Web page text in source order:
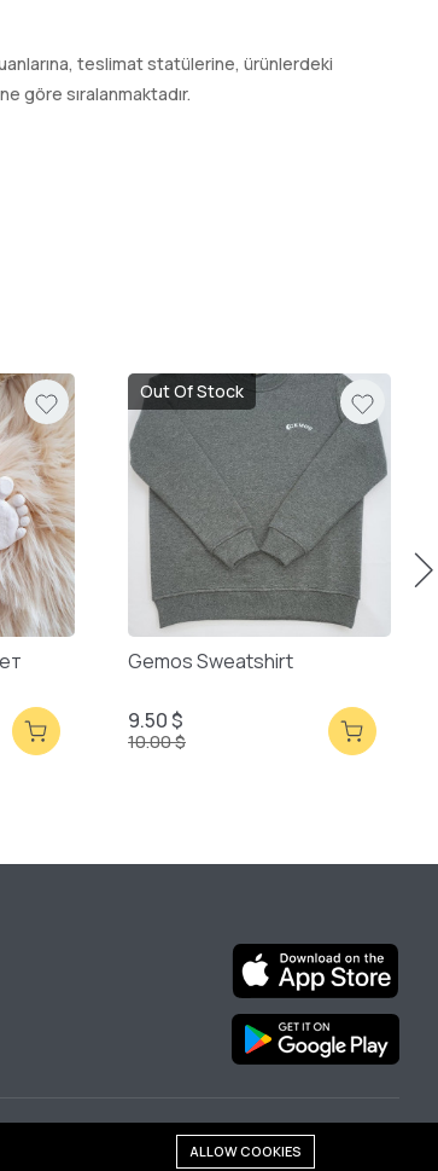
teslimat statülerine, ürünlerdeki
göre sıralanmaktadır.
Out Of Stock
Gemos Sweatshirt
9.50 $
10.00 $
We are online:
ALLOW COOKIES